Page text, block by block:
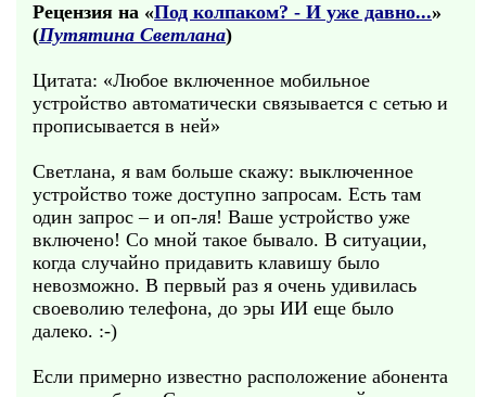
Рецензия на «Под колпаком? - И уже давно...»
(Путятина Светлана)
Цитата: «Любое включенное мобильное
устройство автоматически связывается с сетью и
прописывается в ней»
Светлана, я вам больше скажу: выключенное
устройство тоже доступно запросам. Есть там
один запрос – и оп-ля! Ваше устройство уже
включено! Со мной такое бывало. В ситуации,
когда случайно придавить клавишу было
невозможно. В первый раз я очень удивилась
своеволию телефона, до эры ИИ еще было
далеко. :-)
Если примерно известно расположение абонента